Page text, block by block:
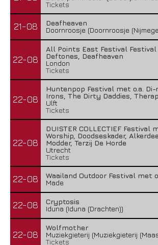
Tickets
21-08
Deafheaven
Doornroosje (Doornroosje
22-08
All Points East Festival Festival
Deftones, Deafheaven
London
Tickets
22-08
Huntenpop Festival met o.a.
Irons, The Dirty Daddies,
Ulft
Tickets
22-08
DUISTER COLLECTIEF Festival
Worship, Doodseskader,
Modder, Terzij De Horde
Utrecht
Tickets
22-08
Waailand Outdoor Festival met
Made
22-08
Cryptosis
Iduna (Iduna (Drachten))
22-08
Wolfmother
Muziekgieterij (Muziekgieterij
Tickets